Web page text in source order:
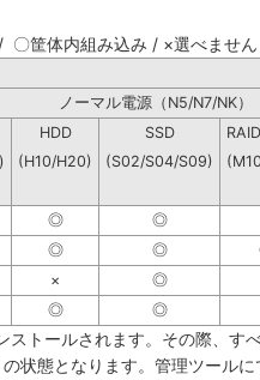
〇筐体内組み込み / ×選べません
ノーマル電源（N5/
HDD SSD
(H10/H20) (S02/S04/S09)
◎
◎
◎ ◎
×
◎
◎ ◎
ストールされます。その際、す
状態となります。管理ツール